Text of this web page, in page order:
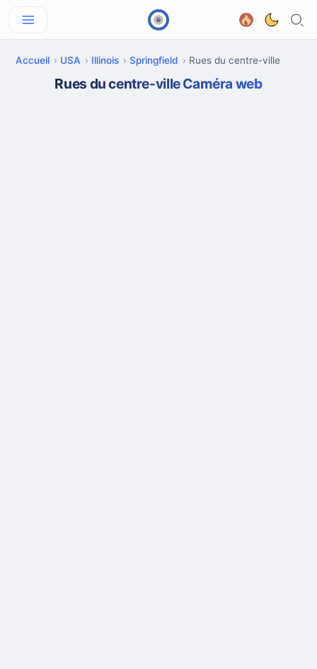
Accueil USA Illinois Springfield Rues du centre-ville
Rues du centre-ville Caméra web